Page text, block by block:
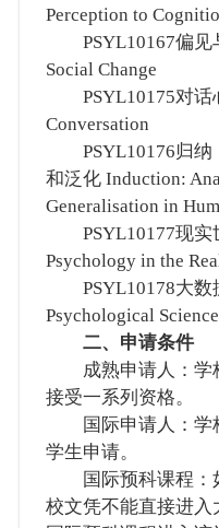
Perception to
PSYL10167偏见
Social Change
PSYL10175对话
Conversation
PSYL10176归纳
和泛化 Induction:
Generalisation in
PSYL10177现实
Psychology in the
PSYL10178大数
Psychological Science
二、申请条件
成熟申请人：学
接受一系列资格。
国际申请人：学
学生申请。
国际预科课程：
校文凭不能直接进